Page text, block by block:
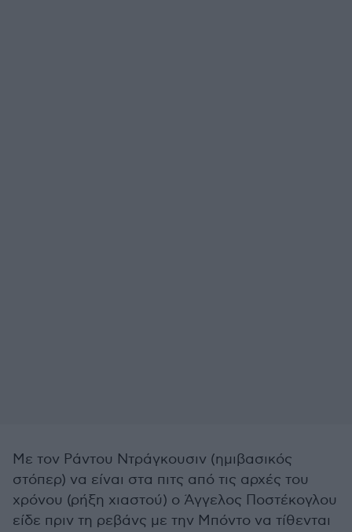
Με τον Ράντου Ντράγκουσιν (ημιβασικός
στόπερ) να είναι στα πιτς από τις αρχές του
χρόνου (ρήξη χιαστού) ο Άγγελος Ποστέκογλου
είδε πριν τη ρεβάνς με την Μπόντο να τίθενται